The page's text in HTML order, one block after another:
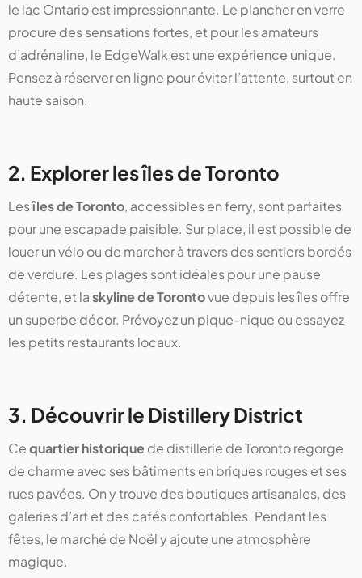
le lac Ontario est impressionnante. Le plancher en verre
procure des sensations fortes, et pour les amateurs
d’adrénaline, le EdgeWalk est une expérience unique.
Pensez à réserver en ligne pour éviter l’attente, surtout en
haute saison.
2. Explorer les îles de Toronto
Lesîles de Toronto, accessibles en ferry, sont parfaites
pour une escapade paisible. Sur place, il est possible de
louer un vélo ou de marcher à travers des sentiers bordés
de verdure. Les plages sont idéales pour une pause
détente, et laskyline de Torontovue depuis les îles offre
un superbe décor. Prévoyez un pique-nique ou essayez
les petits restaurants locaux.
3. Découvrir le Distillery District
Cequartier historiquede distillerie de Toronto regorge
de charme avec ses bâtiments en briques rouges et ses
rues pavées. On y trouve des boutiques artisanales, des
galeries d’art et des cafés confortables. Pendant les
fêtes, le marché de Noël y ajoute une atmosphère
magique.